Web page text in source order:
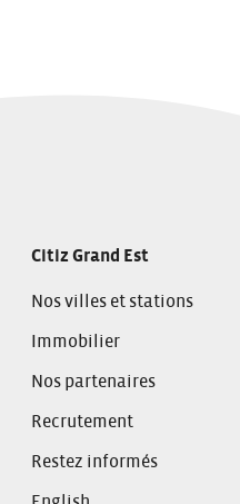
Citiz Grand Est
Nos villes et stations
Immobilier
Nos partenaires
Recrutement
Restez informés